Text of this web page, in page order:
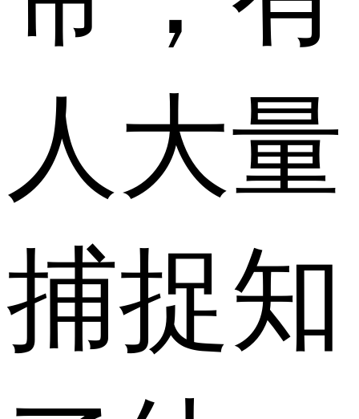
人大量
捕捉知